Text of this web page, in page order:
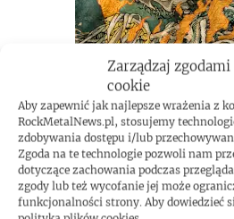
Zarządzaj
cookie
Aby zapewnić jak najlepsze wrażenia z
RockMetalNews.pl, stosujemy
zdobywania dostępu i/lub
Zgoda na te technologie pozwoli nam
dotyczące zachowania podczas
zgody lub też wycofanie jej może
funkcjonalności strony. Aby dowiedzieć